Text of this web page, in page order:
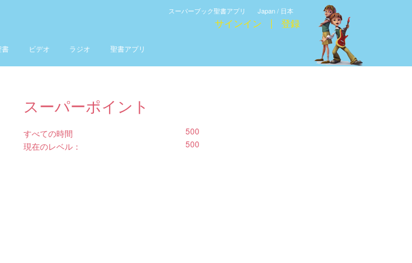
Japan / 日本
スーパーブック聖書アプリ
サインイン 登録
書 ビデオ ラジオ 聖書アプリ
スーパーポイント
すべての時間
500
現在のレベル：
500